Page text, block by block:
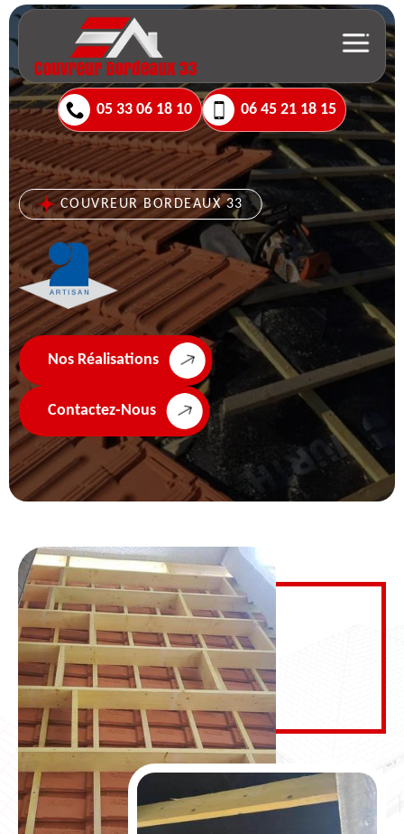
05 33 06 18 10 06 45 21 18 15
COUVREUR BORDEAUX 33
Nos Réalisations
Contactez-Nous